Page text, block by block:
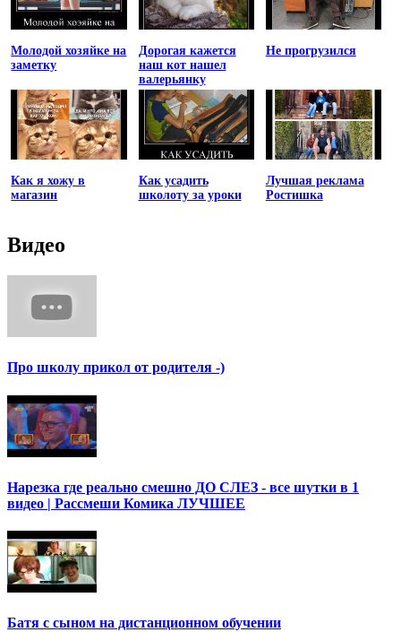
Молодой хозяйке на
заметку
Дорогая кажется
наш кот нашел
валерьянку
Не прогрузился
Как я хожу в
магазин
Как усадить
школоту за уроки
Лучшая реклама
Ростишка
Видео
Про школу прикол от родителя -)
Нарезка где реально смешно ДО СЛЕЗ - все шутки в 1
видео | Рассмеши Комика ЛУЧШЕЕ
Батя с сыном на дистанционном обучении